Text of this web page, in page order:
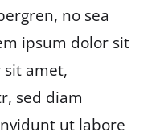
no sea
ipsum dolor sit
amet,
sed diam
ut labore